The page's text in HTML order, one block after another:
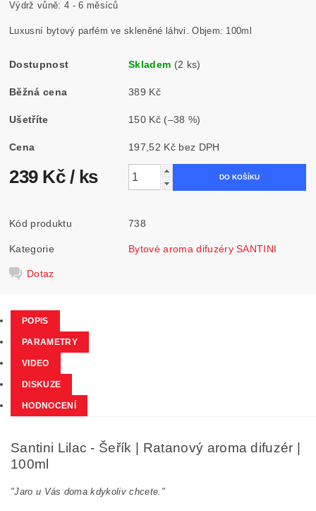
Výdrž vůně: 4 - 6 měsíců
Luxusní bytový parfém ve skleněné láhvi. Objem: 100ml
Dostupnost Skladem (2 ks)
Běžná cena 389 Kč
Ušetříte 150 Kč (–38 %)
Cena 197,52 Kč bez DPH
239 Kč / ks
Kód produktu 738
Kategorie Bytové aroma difuzéry SANTINI
Dotaz
POPIS
PARAMETRY
VIDEO
DISKUZE
HODNOCENÍ
Santini Lilac - Šeřík | Ratanový aroma difuzér |
100ml
"Jaro u Vás doma kdykoliv chcete."